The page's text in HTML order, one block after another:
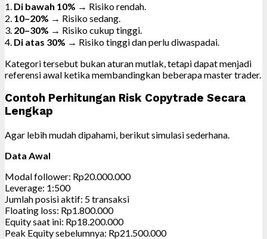
1. Di bawah 10% → Risiko rendah.
2. 10–20% → Risiko sedang.
3. 20–30% → Risiko cukup tinggi.
4. Di atas 30% → Risiko tinggi dan perlu diwaspadai.
Kategori tersebut bukan aturan mutlak, tetapi dapat menjadi
referensi awal ketika membandingkan beberapa master trader.
Contoh Perhitungan Risk Copytrade Secara
Lengkap
Agar lebih mudah dipahami, berikut simulasi sederhana.
Data Awal
Modal follower: Rp20.000.000
Leverage: 1:500
Jumlah posisi aktif: 5 transaksi
Floating loss: Rp1.800.000
Equity saat ini: Rp18.200.000
Peak Equity sebelumnya: Rp21.500.000